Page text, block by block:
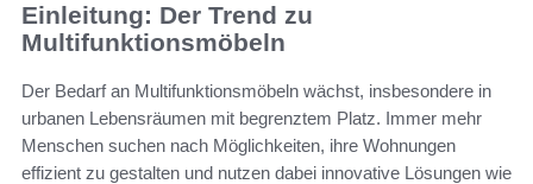
Einleitung: Der Trend zu
Multifunktionsmöbeln
Der Bedarf an Multifunktionsmöbeln wächst, insbesondere in
urbanen Lebensräumen mit begrenztem Platz. Immer mehr
Menschen suchen nach Möglichkeiten, ihre Wohnungen
effizient zu gestalten und nutzen dabei innovative Lösungen wie